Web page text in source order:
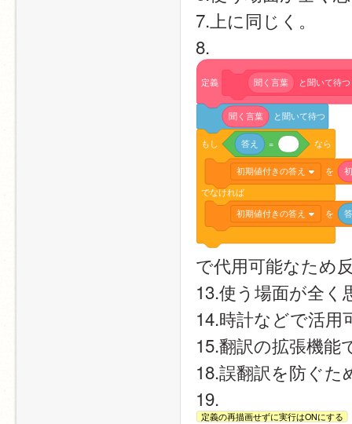
7.上に同じく。
8.
定義 聞く言葉 と聞いて待つ
聞く言葉 と聞いて待つ
もし 答え = なら
初期値付きの答え を
でなければ
初期値付きの答え
を
で代用可能なため
13.使う場面が全
14.時計などで活用
15.翻訳の拡張機能
18.誤翻訳を防ぐた
19.
定義の再描画せずに実行はONにする